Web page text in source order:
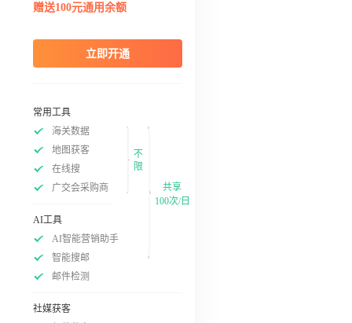
赠送100元通用余额
立即开通
常用工具
海关数据
地图获客
在线搜
广交会采购商
不
限
AI工具
AI智能营销助手
智能搜邮
邮件检测
社媒获客
共享
100次/日